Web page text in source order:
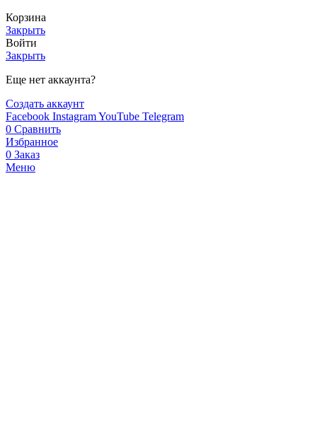
Корзина
Закрыть
Войти
Закрыть
Еще нет аккаунта?
Создать аккаунт
Facebook InstagramYouTube Telegram
0 Сравнить
Избранное
0 Заказ
Меню